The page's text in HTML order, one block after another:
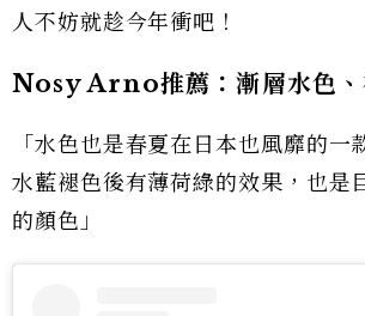
人不妨就趁今年衝吧！
Nosy Arno推薦：漸層水色、
「水色也是春夏在日本也風靡的一
水藍褪色後有薄荷綠的效果，也是
的顏色」